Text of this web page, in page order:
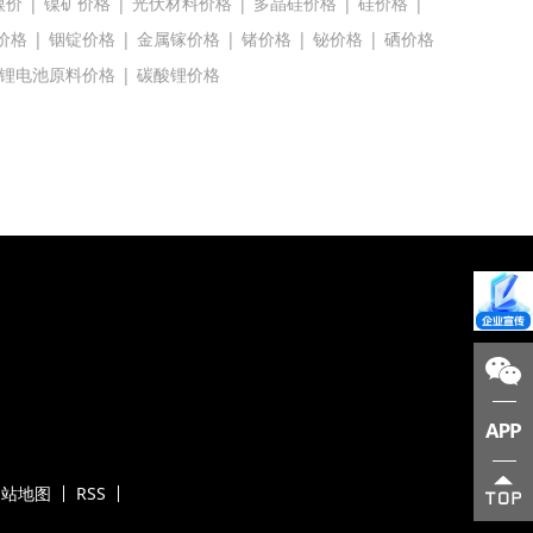
格 | 铟锭价格 | 金属镓价格 | 锗价格 | 铋价格 | 硒价格
锂电池原料价格 | 碳酸锂价格
地图 RSS